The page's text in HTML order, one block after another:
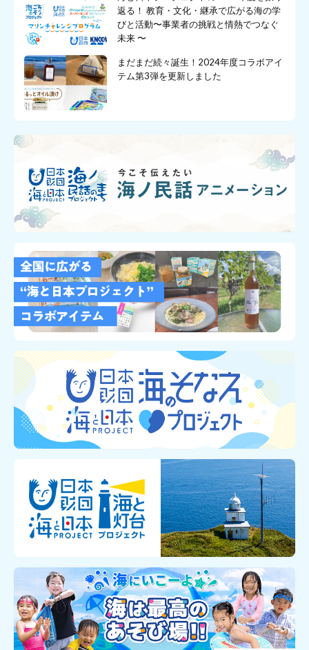
返る！ 教育・文化・継承で広がる海の学
びと活動〜事業者の挑戦と情熱でつなぐ
未来 〜
まだまだ続々誕生！2024年度コラボアイ
テム第3弾を更新しました